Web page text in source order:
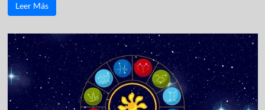
Leer Más